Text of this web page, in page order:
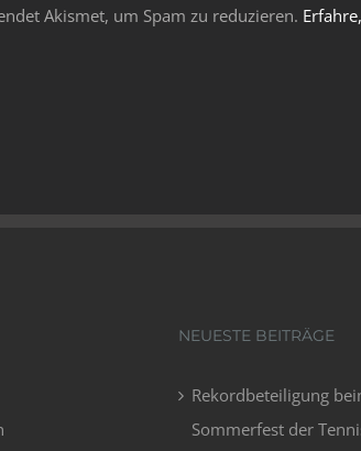
Akismet, um Spam zu reduzieren.
NEUESTE BEITRÄGE
Rekordbeteiligung
Sommerfest der